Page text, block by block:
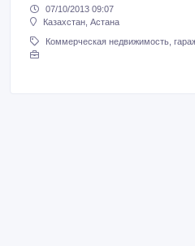
07/10/2013 09:07
Казахстан, Астана
Коммерческая недвижимость,